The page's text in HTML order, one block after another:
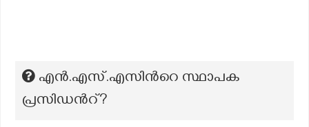
എൻ.എസ്.എസിന്‍റെ സ്ഥാപക
പ്രസിഡന്‍റ്?